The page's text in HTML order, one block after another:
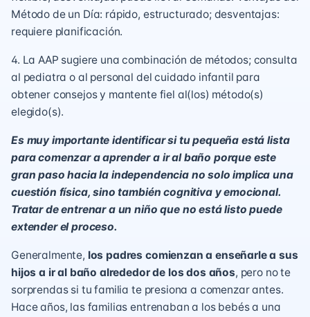
Método de un Día: rápido, estructurado; desventajas:
requiere planificación.
4. La AAP sugiere una combinación de métodos; consulta
al pediatra o al personal del cuidado infantil para
obtener consejos y mantente fiel al(los) método(s)
elegido(s).
Es muy importante identificar si tu pequeña está lista
para comenzar a aprender a ir al baño porque este
gran paso hacia la independencia no solo implica una
cuestión física, sino también cognitiva y emocional.
Tratar de entrenar a un niño que no está listo puede
extender el proceso.
Generalmente, los padres comienzan a enseñarle a sus
hijos a ir al baño alrededor de los dos años, pero no te
sorprendas si tu familia te presiona a comenzar antes.
Hace años, las familias entrenaban a los bebés a una